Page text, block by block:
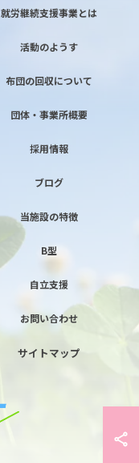
就労継続支援事業とは
活動のようす
布団の回収について
団体・事業所概要
採用情報
ブログ
当施設の特徴
B型
自立支援
お問い合わせ
サイトマップ